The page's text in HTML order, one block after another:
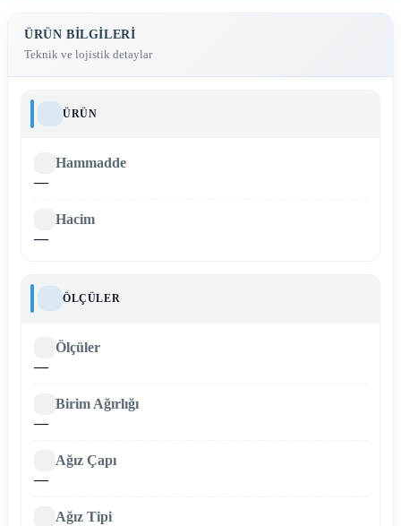
ÜRÜN BILGILERI
Teknik ve lojistik detaylar
ÜRÜN
Hammadde
—
Hacim
—
ÖLÇÜLER
Ölçüler
—
Birim Ağırlığı
—
Ağız Çapı
—
Ağız Tipi